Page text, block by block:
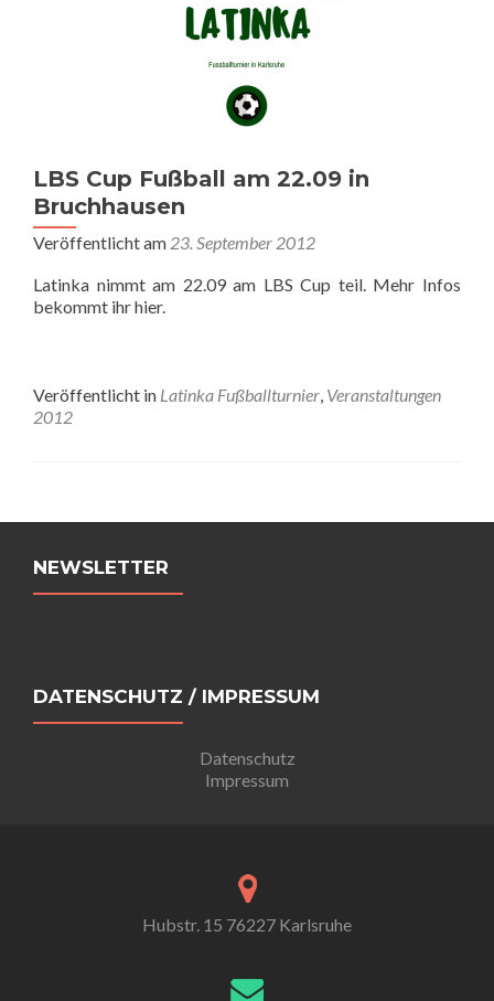
LBS Cup Fußball am 22.09 in
Bruchhausen
Veröffentlicht am 23. September 2012
Latinka nimmt am 22.09 am LBS Cup teil. Mehr Infos
bekommt ihr hier.
Veröffentlicht in Latinka Fußballturnier, Veranstaltungen
2012
Beitrags-
Navigation
NEWSLETTER
DATENSCHUTZ / IMPRESSUM
Datenschutz
Impressum
Hubstr. 15 76227 Karlsruhe